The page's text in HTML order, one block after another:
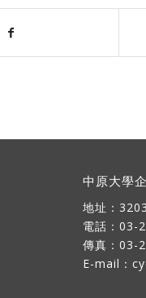
中原大學
地址：
電話：03-
傳真：03-
E-mail：